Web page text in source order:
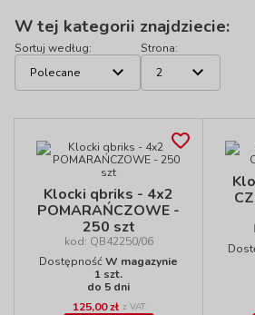
W tej kategorii znajdziecie:
Sortuj według: Strona:
Klocki qbriks - 4x2
POMARAŃCZOWE -
250 szt
kod: QB42250/06
DostępnośćW magazynie
1 szt.
do 5 dni
125,00 zł z VAT